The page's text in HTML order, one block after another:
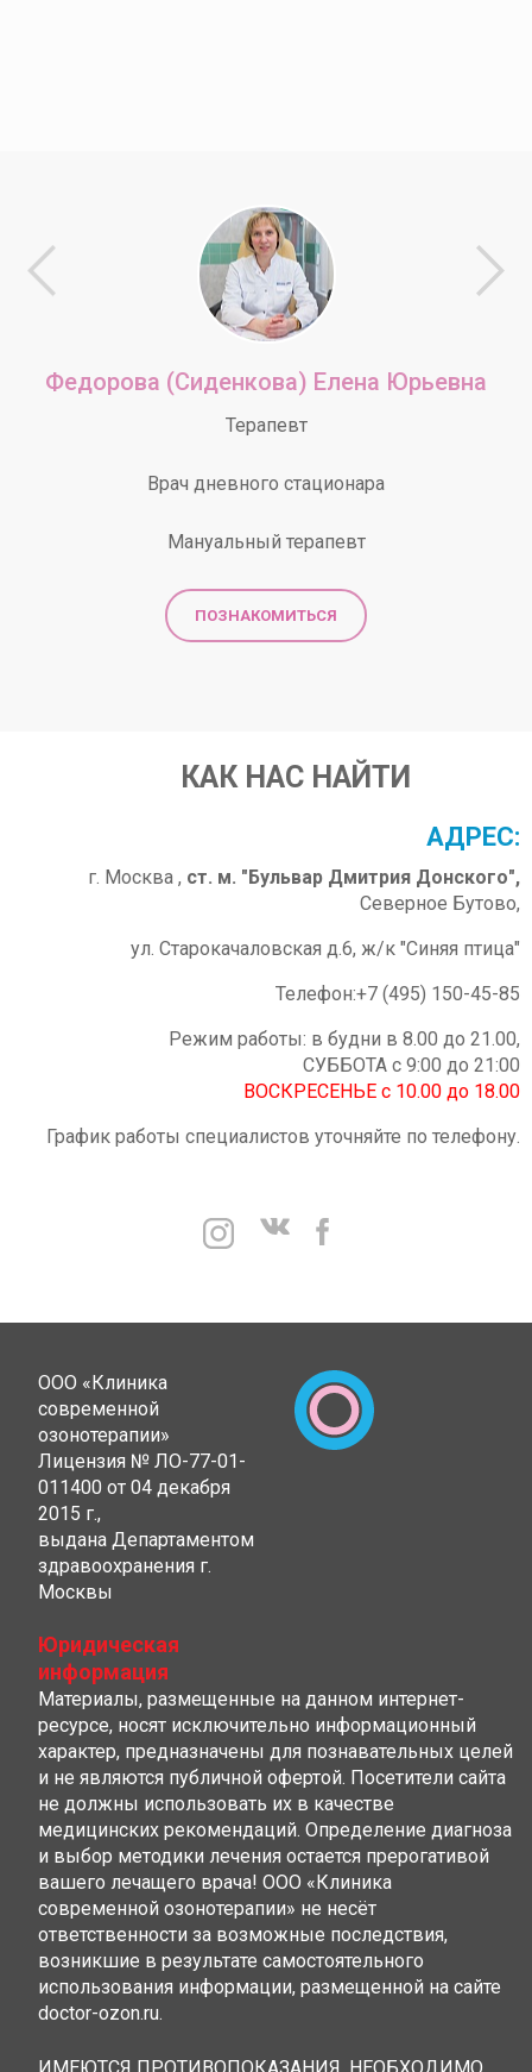
Федорова (Сиденкова) Елена Юрьевна
Терапевт
Врач дневного стационара
Мануальный терапевт
ПОЗНАКОМИТЬСЯ
КАК НАС НАЙТИ
АДРЕС:
г. Москва , ст. м. "Бульвар Дмитрия Донского",
Северное Бутово,
ул. Старокачаловская д.6, ж/к "Синяя птица"
Телефон:+7 (495) 150-45-85
Режим работы: в будни в 8.00 до 21.00,
СУББОТА с 9:00 до 21:00
ВОСКРЕСЕНЬЕ с 10.00 до 18.00
График работы специалистов уточняйте по телефону.
ООО «Клиника
современной
озонотерапии»
Лицензия № ЛО-77-01-
011400 от 04 декабря
2015 г.,
выдана Департаментом
здравоохранения г.
Москвы
Юридическая
информация
Материалы, размещенные на данном интернет-
ресурсе, носят исключительно информационный
характер, предназначены для познавательных целей
и не являются публичной офертой. Посетители сайта
не должны использовать их в качестве
медицинских рекомендаций. Определение диагноза
и выбор методики лечения остается прерогативой
вашего лечащего врача! ООО «Клиника
современной озонотерапии» не несёт
ответственности за возможные последствия,
возникшие в результате самостоятельного
использования информации, размещенной на сайте
doctor-ozon.ru.